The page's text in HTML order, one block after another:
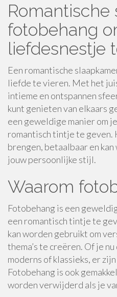
Romantische
fotobehang
liefdesnestje
Een romantische
liefde te vieren. Met het
intieme en ontspannen
kunt genieten van elkaars
een geweldige manier om
romantisch tintje te geven.
brengen, betaalbaar en
jouw persoonlijke stijl.
Waarom
Fotobehang is een
een romantisch tintje te
kan worden gebruikt om
thema’s te creëren. Of je
moderns of klassieks, er
Fotobehang is ook
worden verwijderd als je